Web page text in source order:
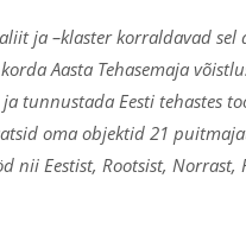
ja –klaster korraldavad sel
Aasta Tehasemaja
ja tunnustada Eesti tehastes
oma objektid 21
nii Eestist, Rootsist, Norrast,